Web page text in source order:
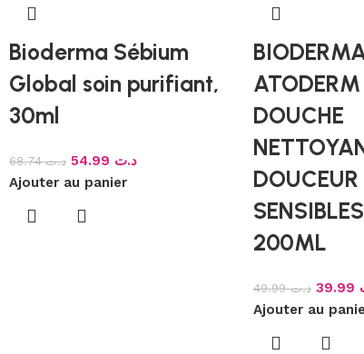
Bioderma Sébium
Global soin purifiant,
30ml
د.ت68.74 د.ت
Ajouter au panier
DOUCHE
200ML
د.ت49.99
Ajouter au